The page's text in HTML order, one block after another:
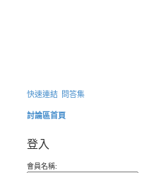
快速連結 問答集
討論區首頁
登入
會員名稱: